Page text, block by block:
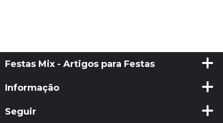
Festas Mix - Artigos para Festas
Informação
Seguir